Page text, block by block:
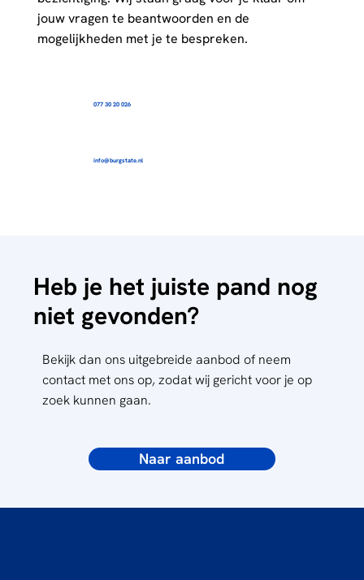
jouw vragen te beantwoorden en de
mogelijkheden met je te bespreken.
077 30 20 026
info@burgstate.nl
Heb je het juiste pand nog
niet gevonden?
Bekijk dan ons uitgebreide aanbod of neem
contact met ons op, zodat wij gericht voor je op
zoek kunnen gaan.
Naar aanbod